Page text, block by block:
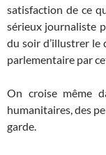
satisfaction de ce
sérieux journaliste
du soir d’illustrer le
parlementaire par
On croise même
humanitaires, des
garde.